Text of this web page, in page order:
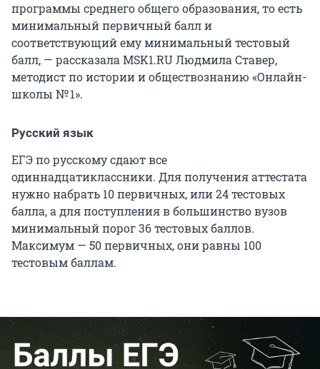
программы среднего общего образования, то есть
минимальный первичный балл и
соответствующий ему минимальный тестовый
балл, — рассказала MSK1.RU Людмила Ставер,
методист по истории и обществознанию «Онлайн-
школы № 1».
Русский язык
ЕГЭ по русскому сдают все
одиннадцатиклассники. Для получения аттестата
нужно набрать 10 первичных, или 24 тестовых
балла, а для поступления в большинство вузов
минимальный порог 36 тестовых баллов.
Максимум — 50 первичных, они равны 100
тестовым баллам.